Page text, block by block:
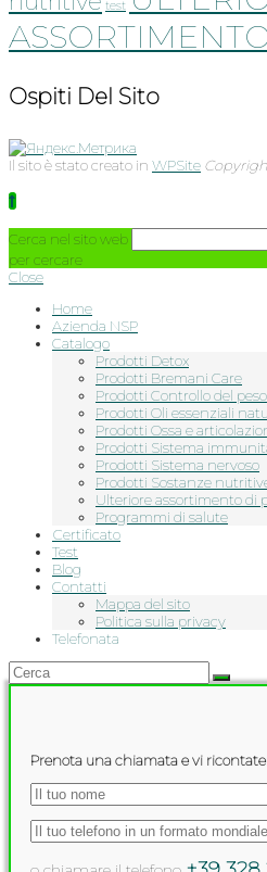
test
Ospiti Del Sito
Il sito è stato creato in WPSite
Cerca nel sito web
per cercare
Close
Home
Azienda NSP
Catalogo
Prodotti Detox
Prodotti Bremani Care
Prodotti Controllo del peso
Prodotti Oli essenziali
Prodotti Ossa e
Prodotti Sistema
Prodotti Sistema nervoso
Prodotti Sostanze
Ulteriore assortimento di
Programmi di salute
Сertificato
Test
Blog
Contatti
Mappa del sito
Politica sulla privacy
Telefonata
Prenota una chiamata e vi